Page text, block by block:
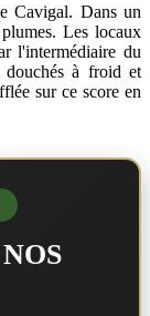
Cavigal. Dans un
Les locaux
l'intermédiaire du
douchés à froid et
sur ce score en